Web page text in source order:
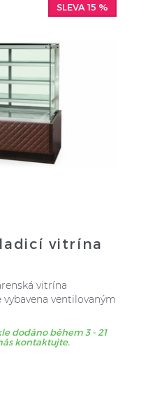
SLEVA 15 %
vitrína
vitrína
vybavena ventilovaným
dodáno během 3 - 21
kontaktujte.